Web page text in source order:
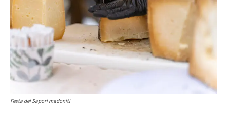
Festa dei Sapori madoniti